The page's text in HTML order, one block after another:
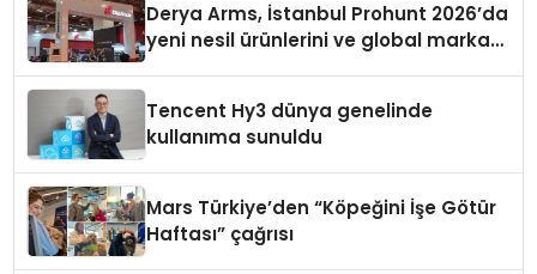
Derya Arms, İstanbul Prohunt 2026’da
yeni nesil ürünlerini ve global marka
Tencent Hy3 dünya genelinde
kullanıma sunuldu
Mars Türkiye’den “Köpeğini İşe Götür
Haftası” çağrısı